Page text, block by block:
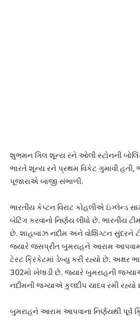
શુભમન ગિલ શૂન્ય રને ઓલી સ્ટોનની
ભારતે શૂન્ય રને પ્રથમ વિકેટ ગુમાવી હતી,
પૂજારાએ બાજી સંભાળી.
ભારતીય કેપ્ટન વિરાટ કોહલીએ ઇંગ્લેન્ડ
બેટિંગ કરવાનો નિર્ણય લીધો છે. ભારતીય
છે. શાહબાઝ નદીમ અને વોશિંગ્ટન સુંદરને
જ્યારે જસપ્રીત બુમરાહને આરામ
ટેસ્ટ ક્રિકેટમાં ડેબ્યુ કરી રહ્યો છે. અક્ષર
302મો ખેલાડી છે. જ્યારે બુમરાહની
નદીમની જગ્યાએ કુલદીપ યાદવ રમી રહ્યો
બુમરાહને આરામ આપવાના નિર્ણયથી પૂર્વ